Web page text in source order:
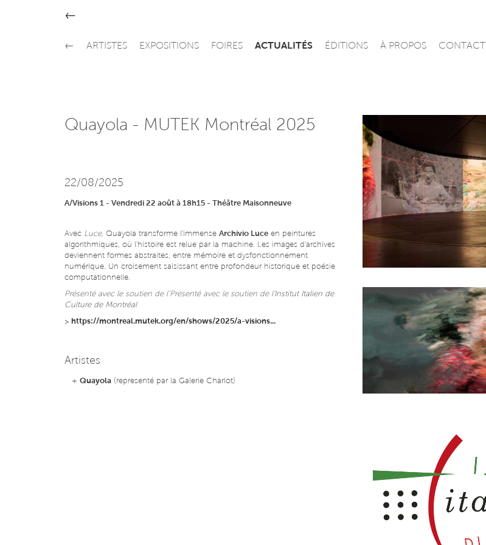
←
← ARTISTES EXPOSITIONS FOIRES ACTUALITÉS ÉDITIONS À PROPOS CONTACT
Quayola - MUTEK Montréal 2025
22/08/2025
A/Visions 1 - Vendredi 22 août à 18h15 - Théâtre Maisonneuve
Avec Luce, Quayola transforme l'immense Archivio Luceen peintures
algorithmiques, où l'histoire est relue par la machine. Les images d'archives
deviennent formes abstraites, entre mémoire et dysfonctionnement
numérique. Un croisement saisissant entre profondeur historique et poésie
computationnelle.
Présenté avec le soutien de l’Présenté avec le soutien de l'Institut Italien de
Culture de Montréal
> https://montreal.mutek.org/en/shows/2025/a-visions...
Artistes
+ Quayola(representé par la Galerie Charlot)